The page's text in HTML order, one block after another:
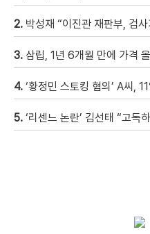
2. 박성재 “이진관 재판부, 검사가 증
3. 삼립, 1년 6개월 만에 가격 올린
4. ‘황정민 스토킹 혐의’ A씨,
5. ‘리센느 논란’ 김선태 “고독하